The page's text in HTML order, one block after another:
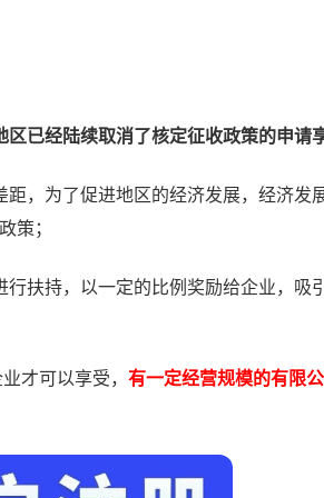
已经陆续取消了核定征收政策的申请
，为了促进地区的经济发展，经济发
策；
扶持，以一定的比例奖励给企业，吸
才可以享受， 有一定经营规模的有限